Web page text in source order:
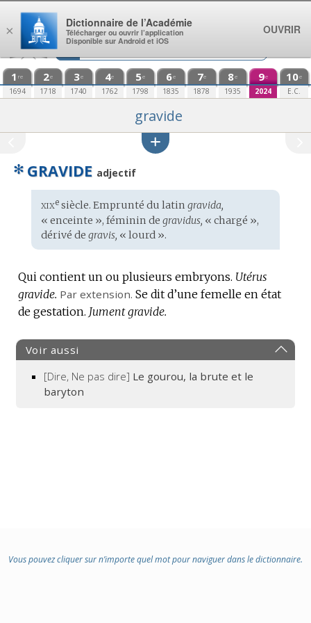
Aller au contenu
1 re
1694
2e
1718
3e
1740
4e
1762
5e
1798
6e
1835
7e
1878
8e
1935
9e
2024
10e
E.C.
gravide
✻ GRAVIDE adjectif
Étymologie
:
xixesiècle. Emprunté du latin gravida,
« enceinte », féminin de gravidus, « chargé »,
dérivé de gravis, « lourd ».
Qui contient un ou plusieurs embryons. Utérus
gravide. Par extension. Se dit d’une femelle en état
de gestation. Jument gravide.
Voir aussi
[Dire, Ne pas dire] Le gourou, la brute et le
baryton
Vous pouvez cliquer sur n’importe quel mot pour naviguer dans le dictionnaire.
×
Dictionnaire de l’Académie
Télécharger ou ouvrir l’application
Disponible sur Android et iOS
OUVRIR